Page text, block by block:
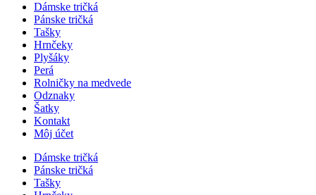
Dámske tričká
Pánske tričká
Tašky
Hrnčeky
Plyšáky
Perá
Rolničky na medvede
Odznaky
Šatky
Kontakt
Môj účet
Dámske tričká
Pánske tričká
Tašky